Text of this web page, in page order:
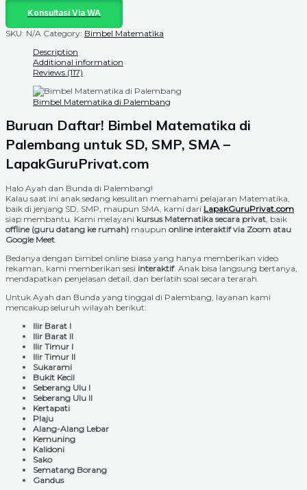
Konsultasi Via WA
SKU: N/A Category: Bimbel Matematika
Description
Additional information
Reviews (117)
Bimbel Matematika di Palembang
Buruan Daftar! Bimbel Matematika di
Palembang untuk SD, SMP, SMA –
LapakGuruPrivat.com
Halo Ayah dan Bunda di Palembang!
Kalau saat ini anak sedang kesulitan memahami pelajaran Matematika,
baik di jenjang SD, SMP, maupun SMA, kami dari LapakGuruPrivat.com
siap membantu. Kami melayani kursus Matematika secara privat , baik
offline (guru datang ke rumah) maupun online interaktif via Zoom atau
Google Meet
Bedanya dengan bimbel online biasa yang hanya memberikan video
rekaman, kami memberikan sesi interaktif. Anak bisa langsung bertanya,
mendapatkan penjelasan detail, dan berlatih soal secara terarah.
Untuk Ayah dan Bunda yang tinggal di Palembang, layanan kami
mencakup seluruh wilayah berikut:
Ilir Barat I
Ilir Barat II
Ilir Timur I
Ilir Timur II
Sukarami
Bukit Kecil
Seberang Ulu I
Seberang Ulu II
Kertapati
Plaju
Alang-Alang Lebar
Kemuning
Kalidoni
Sako
Sematang Borang
Gandus